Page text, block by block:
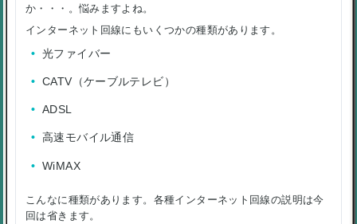
か・・・。悩みますよね。
インターネット回線にもいくつかの種類があります。
光ファイバー
CATV（ケーブルテレビ）
ADSL
高速モバイル通信
WiMAX
こんなに種類があります。各種インターネット回線の説明は今
回は省きます。